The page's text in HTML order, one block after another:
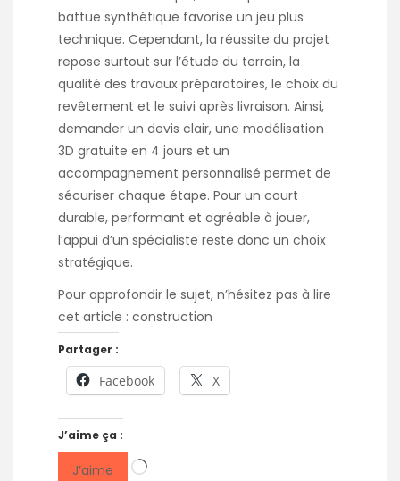
battue synthétique favorise un jeu plus
technique. Cependant, la réussite du projet
repose surtout sur l’étude du terrain, la
qualité des travaux préparatoires, le choix du
revêtement et le suivi après livraison. Ainsi,
demander un devis clair, une modélisation
3D gratuite en 4 jours et un
accompagnement personnalisé permet de
sécuriser chaque étape. Pour un court
durable, performant et agréable à jouer,
l’appui d’un spécialiste reste donc un choix
stratégique.
Pour approfondir le sujet, n’hésitez pas à lire
cet article : construction
Partager :
Facebook X
J’aime ça :
J’aime Chargement…